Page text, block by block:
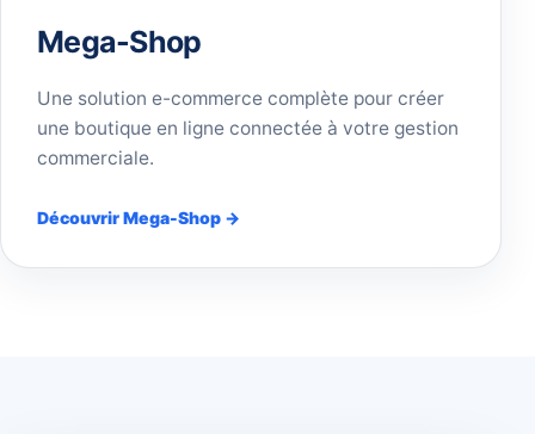
Mega-Shop
Une solution e-commerce complète pour créer
une boutique en ligne connectée à votre gestion
commerciale.
Découvrir Mega-Shop →